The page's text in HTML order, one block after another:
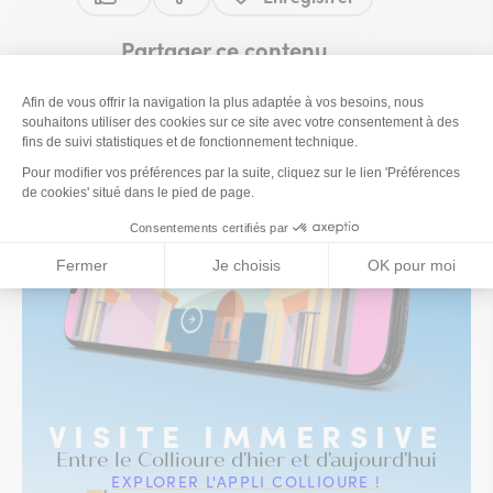
Partager ce contenu
Partager sur Facebook (nouvelle fenêtre)
Partager sur X / Twitter (nouvelle
Partager sur WhatsApp
Partager par mail
VISITE IMMERSIVE
Entre le Collioure d'hier et d'aujourd'hui
EXPLORER L'APPLI COLLIOURE !